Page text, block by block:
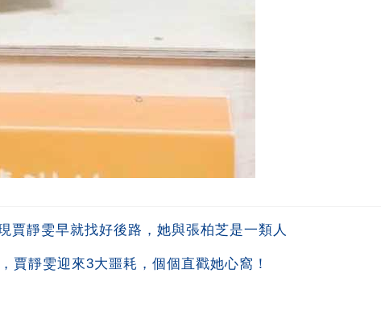
賈靜雯早就找好後路，她與張柏芝是一類人
賈靜雯迎來3大噩耗，個個直戳她心窩！